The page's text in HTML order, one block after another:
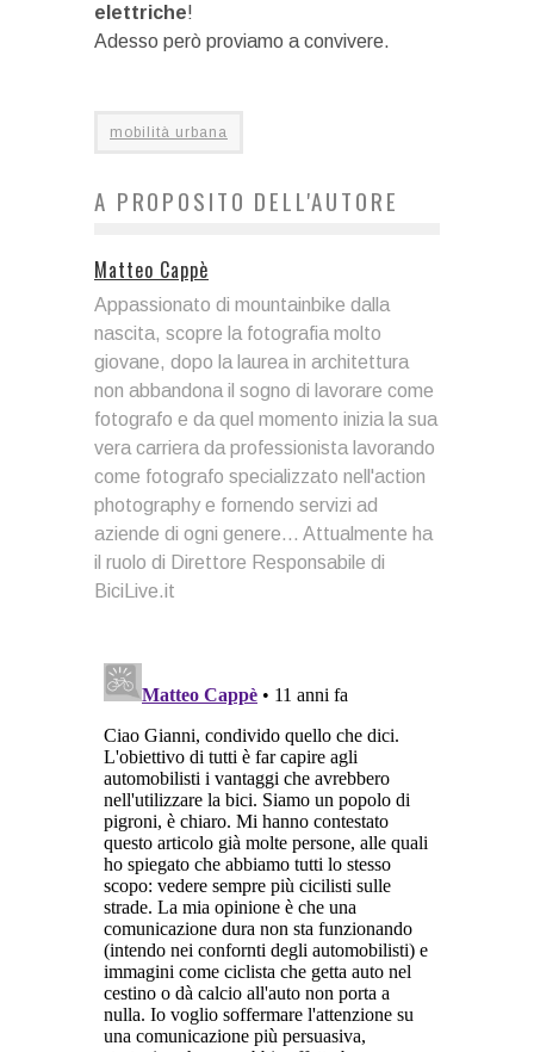
elettriche!
Adesso però proviamo a convivere.
mobilità urbana
A PROPOSITO DELL'AUTORE
Matteo Cappè
Appassionato di mountainbike dalla
nascita, scopre la fotografia molto
giovane, dopo la laurea in architettura
non abbandona il sogno di lavorare come
fotografo e da quel momento inizia la sua
vera carriera da professionista lavorando
come fotografo specializzato nell'action
photography e fornendo servizi ad
aziende di ogni genere... Attualmente ha
il ruolo di Direttore Responsabile di
BiciLive.it